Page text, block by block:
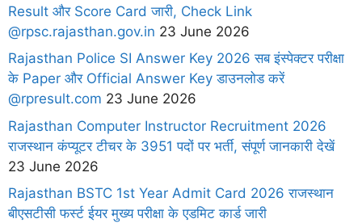
Result और Score Card जारी, Check Link
@rpsc.rajasthan.gov.in 23 June 2026
Rajasthan Police SI Answer Key 2026 सब इंस्पेक्टर परीक्षा
के Paper और Official Answer Key डाउनलोड करें
@rpresult.com 23 June 2026
Rajasthan Computer Instructor Recruitment 2026
राजस्थान कंप्यूटर टीचर के 3951 पदों पर भर्ती, संपूर्ण जानकारी देखें
23 June 2026
Rajasthan BSTC 1st Year Admit Card 2026 राजस्थान
बीएसटीसी फर्स्ट ईयर मुख्य परीक्षा के एडमिट कार्ड जारी